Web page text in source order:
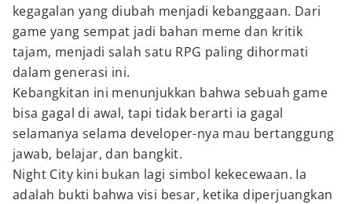
kegagalan yang diubah menjadi kebanggaan. Dari
game yang sempat jadi bahan meme dan kritik
tajam, menjadi salah satu RPG paling dihormati
dalam generasi ini.
Kebangkitan ini menunjukkan bahwa sebuah game
bisa gagal di awal, tapi tidak berarti ia gagal
selamanya selama developer-nya mau bertanggung
jawab, belajar, dan bangkit.
Night City kini bukan lagi simbol kekecewaan. Ia
adalah bukti bahwa visi besar, ketika diperjuangkan